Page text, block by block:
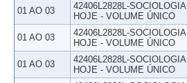
01 AO 03
42406L2828L-SOCIOLOGIA
HOJE - VOLUME ÚNICO
01 AO 03
42406L2828L-SOCIOLOGIA
HOJE - VOLUME ÚNICO
01 AO 03
42406L2828L-SOCIOLOGIA
HOJE - VOLUME ÚNICO